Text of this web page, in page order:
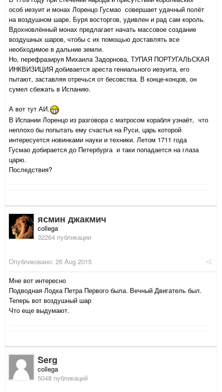
особ иезуит и монах Лоренцо Гусмао совершает удачный полёт
на воздушном шаре. Буря восторгов, удивлен и рад сам король.
Вдохновлённый монах предлагает начать массовое создание
воздушных шаров, чтобы с их помощью доставлять все
необходимое в дальние земли.
Но, перефразируя Михаила Задорнова, ТУПАЯ ПОРТУГАЛЬСКАЯ
ИНКВИЗИЦИЯ добивается ареста гениального иезуита, его
пытают, заставляя отречься от бесовства. В конце-концов, он
сумел сбежать в Испанию.
А вот тут АИ.
В Испании Лоренцо из разговора с матросом корабля узнаёт, что
неплохо бы попытать ему счастья на Руси, царь которой
интересуется новинками науки и техники. Летом 1711 года
Гусмао добирается до Петербурга и таки попадается на глаза
царю.
Последствия?
ясмин джакмич
collega
32264 публикации
Опубликовано: 26 Aug 2015
Мне вот интересно
Подводная Лодка Петра Первого была. Вечный Двигатель был.
Теперь вот воздушный шар
Что еще выдумают.
Serg
collega
5048 публикаций